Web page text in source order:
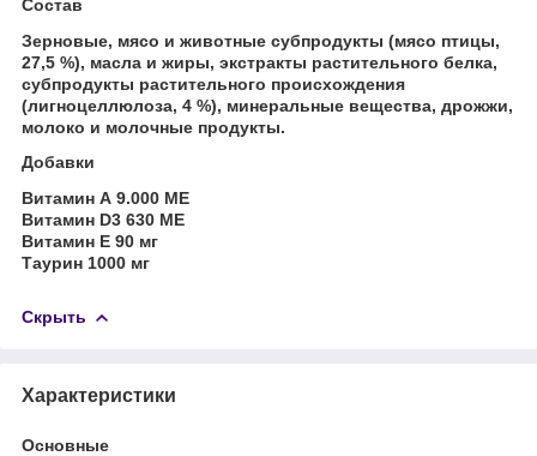
Состав
Зерновые, мясо и животные субпродукты (мясо птицы,
27,5 %), масла и жиры, экстракты растительного белка,
субпродукты растительного происхождения
(лигноцеллюлоза, 4 %), минеральные вещества, дрожжи,
молоко и молочные продукты.
Добавки
Витамин А 9.000 МЕ
Витамин D3 630 ME
Витамин Е 90 мг
Таурин 1000 мг
Скрыть
Характеристики
Основные